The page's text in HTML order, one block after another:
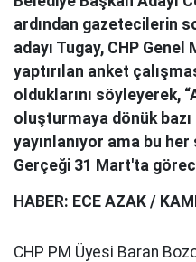
ardından gazetecilerin
adayı Tugay, CHP
yaptırılan anket
olduklarını söyleyerek,
oluşturmaya dönük
yayınlanıyor ama bu
Gerçeği 31 Mart'ta
HABER: ECE AZAK /
CHP PM Üyesi Baran